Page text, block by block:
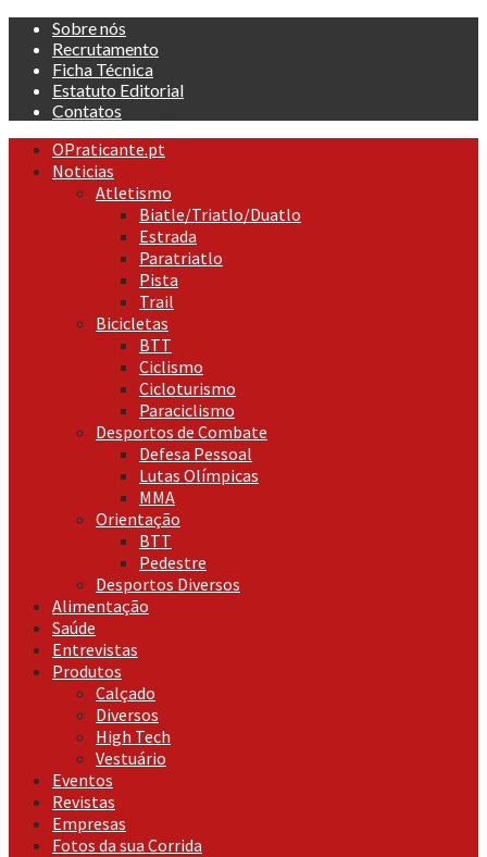
Skip
content
Sobre nós
Recrutamento
Ficha Técnica
Estatuto Editorial
Contatos
Primary
Menu
OPraticante.pt
Noticias
Atletismo
Biatle/Triatlo/Duatlo
Estrada
Paratriatlo
Pista
Trail
Bicicletas
BTT
Ciclismo
Cicloturismo
Paraciclismo
Desportos de Combate
Defesa Pessoal
Lutas Olímpicas
MMA
Orientação
BTT
Pedestre
Desportos Diversos
Alimentação
Saúde
Entrevistas
Produtos
Calçado
Diversos
High Tech
Vestuário
Eventos
Revistas
Empresas
Fotos da sua Corrida